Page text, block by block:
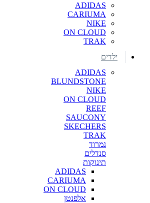
ADIDAS
CARIUMA
NIKE
ON CLOUD
TRAK
ילדים
ADIDAS
BLUNDSTONE
NIKE
ON CLOUD
REEF
SAUCONY
SKECHERS
TRAK
נמרוד
סנדלים
תינוקות
ADIDAS
CARIUMA
ON CLOUD
אלפנטן